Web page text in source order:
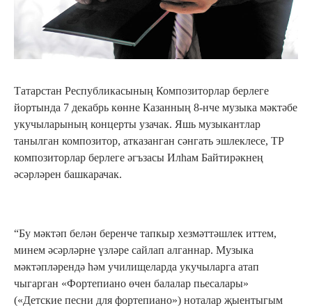
Татарстан Республикасының Композиторлар берлеге
йортында 7 декабрь көнне Казанның 8-нче музыка мәктәбе
укучыларының концерты узачак. Яшь музыкантлар
танылган композитор, атказанган сәнгать эшлеклесе, ТР
композиторлар берлеге әгъзасы Илһам Байтирәкнең
әсәрләрен башкарачак.
“Бу мәктәп белән беренче тапкыр хезмәттәшлек иттем,
минем әсәрләрне үзләре сайлап алганнар. Музыка
мәктәпләрендә һәм училищеларда укучыларга атап
чыгарган «Фортепиано өчен балалар пьесалары»
(«Детские песни для фортепиано») ноталар җыентыгым